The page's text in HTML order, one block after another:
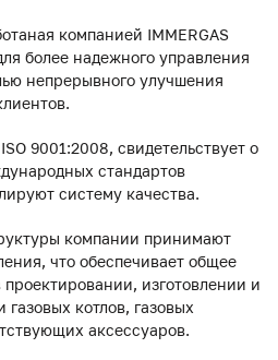
компанией IMMERGAS
более надежного управления
непрерывного улучшения
9001:2008, свидетельствует о
стандартов
систему качества.
компании принимают
что обеспечивает общее
изготовлении и
котлов, газовых
аксессуаров.